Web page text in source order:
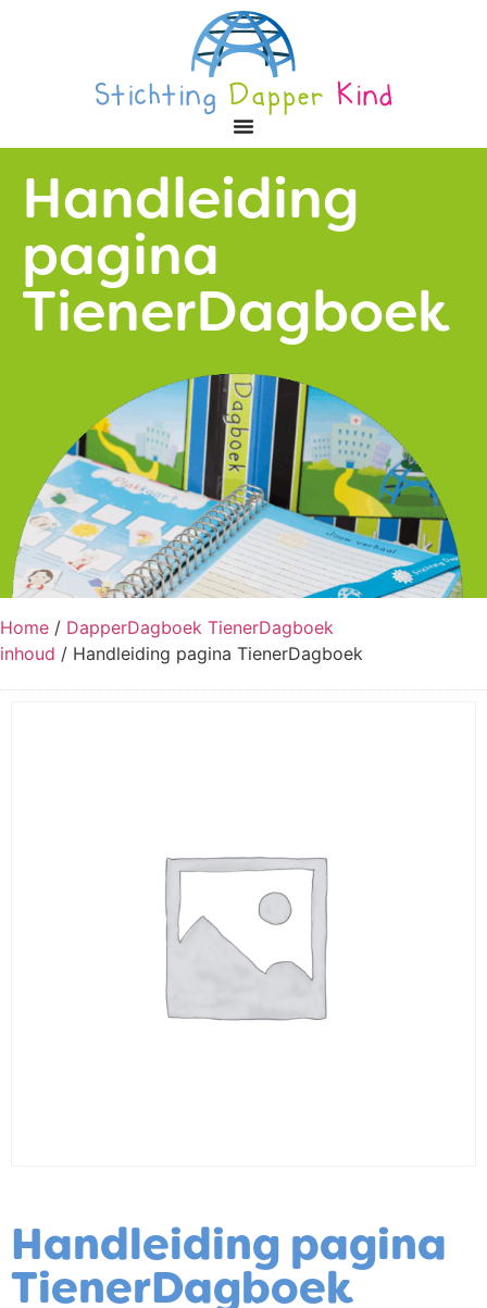
Handleiding
pagina
TienerDagboek
Home / DapperDagboek TienerDagboek
inhoud / Handleiding pagina TienerDagboek
Handleiding pagina
TienerDagboek